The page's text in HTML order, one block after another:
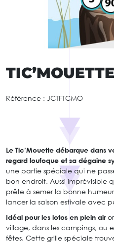
TIC’MOUETTE
Référence : JCTFTCMO
Le Tic’Mouette débarque dans
regard loufoque et sa dégaine
une partie spéciale qui ne
bon endroit. Aussi imprévisible
prête à semer la bonne
lancer la saison estivale avec
Idéal pour les lotos en plein air
village, dans les campings, ou
fêtes. Cette grille spéciale